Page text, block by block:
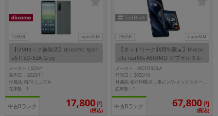
128GB nanoSIM
【SIMロック解除済】docomo Xperi
a5 II SO-52A Grey
メーカー：SONY
発売日： 2020/11
付属品: 箱/マニュアル
在庫数：1
中古Bランク 17,800 円
(税込)
256GB nanoSIM
【ネットワーク利用制限▲】Motor
ola razr60s A503MO ジブラルタル
シーネイビー【RAM8GB/ROM256G
B SoftBank版SIMフリー】
メーカー：MOTOROLA
発売日： 2025/10
付属品: 箱/SIM取出し用ピン/クイックスタートガイド
在庫数：1
中古Bランク 67,800 円
(税込)
機能・特徴
商品の搭載機能による絞り込み
「5G対応」「防水」「ワンセグ」など
ドライブ
ランク
商品状態の絞り込み
「新品」「未使用」「中古」など